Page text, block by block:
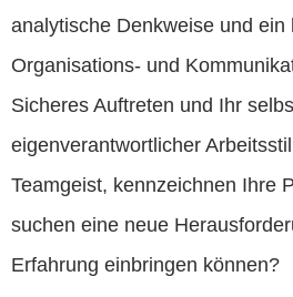
analytische Denkweise und ein
Organisations- und
Sicheres Auftreten und Ihr
eigenverantwortlicher
Teamgeist, kennzeichnen Ihre
suchen eine neue
Erfahrung einbringen können?